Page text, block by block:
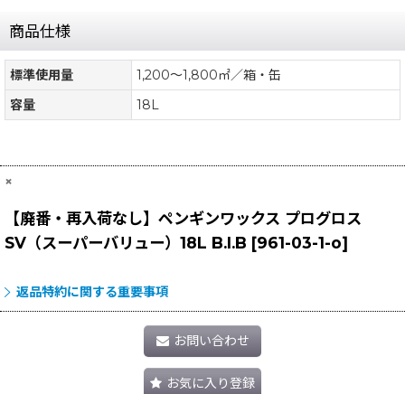
商品仕様
標準使用量
1,200〜1,800㎡／箱・缶
容量
18L
×
【廃番・再入荷なし】ペンギンワックス プログロス
SV（スーパーバリュー）18L B.I.B [961-03-1-o]
返品特約に関する重要事項
お問い合わせ
お気に入り登録